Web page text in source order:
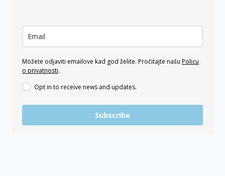
Možete odjaviti emailove kad god želite. Pročitajte našu Policu
o privatnosti.
Opt in to receive news and updates.
Subscribe